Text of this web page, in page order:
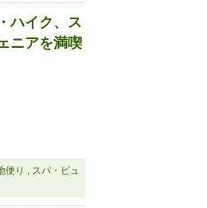
ハイク、ス
ニアを満喫
り , スパ・ビュ